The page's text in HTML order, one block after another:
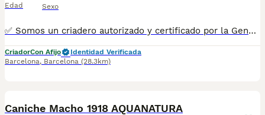
Edad Sexo
✅ Somos un criadero autorizado y certificado por la Generalitat de Catalunya bajo el número de Núcleo Zoológico G25/00314. PARA MÁS INFORMACIÓN: ☎️ 933095977 📱 685878504 / 674320847 🐶 Programa una visita para conocerlos 💻 Más fotos y vídeos en nuestra web www.aquanatura.es 🚙 Hacemos envíos 📌 Calle Roger de Flor 45, muy cerca del Arc de Triomf de Barcelona, de Lunes a Sábados. Se entregan con sus vacunas, desparasitados interna y externamente, con microchip y su registro, cartilla sanitaria y contrato de garantías, documentación legal y factura. AQUANATURA
CriadorCon Afijo
Identidad Verificada
Barcelona, Barcelona (28.3km)
Caniche Macho 1918 AQUANATURA